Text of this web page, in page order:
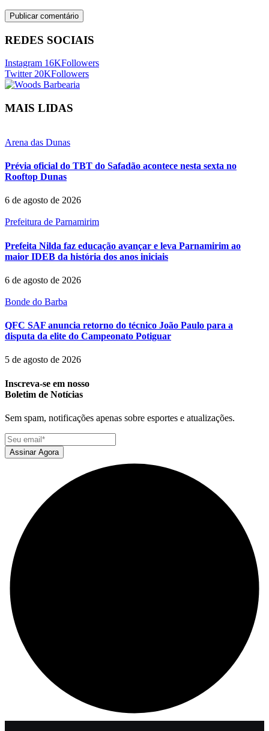
REDES SOCIAIS
Instagram 16KFollowers
Twitter 20KFollowers
MAIS LIDAS
Arena das Dunas
Prévia oficial do TBT do Safadão acontece nesta sexta no
Rooftop Dunas
6 de agosto de 2026
Prefeitura de Parnamirim
Prefeita Nilda faz educação avançar e leva Parnamirim ao
maior IDEB da história dos anos iniciais
6 de agosto de 2026
Bonde do Barba
QFC SAF anuncia retorno do técnico João Paulo para a
disputa da elite do Campeonato Potiguar
5 de agosto de 2026
Inscreva-se em nosso
Boletim de Notícias
Sem spam, notificações apenas sobre esportes e atualizações.
Assinar Agora